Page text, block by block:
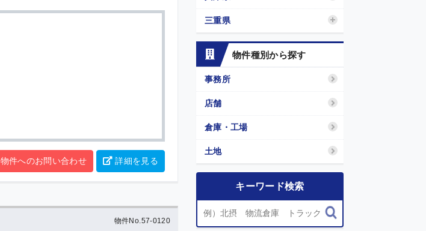
件へのお問い合わせ 詳細を見る
物件No.57-0120
三重県
物件種別から探す
事務所
店舗
倉庫・工場
土地
キーワード検索